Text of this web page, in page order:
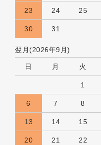
23 24 25
30 31
翌月(2026年9月)
日 月 火
1
6 7 8
13 14 15
20 21 22